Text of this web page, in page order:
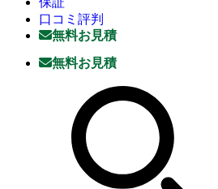
口コミ評判
無料お見積
無料お見積